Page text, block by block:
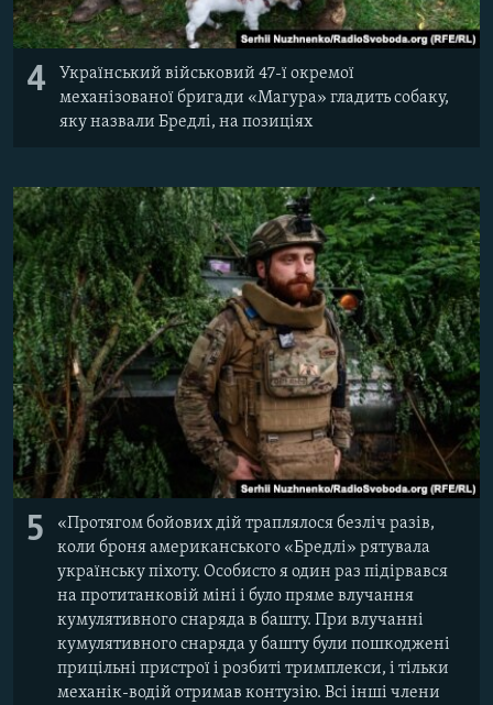
4
Український військовий 47-ї окремої
механізованої бригади «Магура» гладить собаку,
яку назвали Бредлі, на позиціях
5
«Протягом бойових дій траплялося безліч разів,
коли броня американського «Бредлі» рятувала
українську піхоту. Особисто я один раз підірвався
на протитанковій міні і було пряме влучання
кумулятивного снаряда в башту. При влучанні
кумулятивного снаряда у башту були пошкоджені
прицільні пристрої і розбиті тримплекси, і тільки
механік-водій отримав контузію. Всі інші члени